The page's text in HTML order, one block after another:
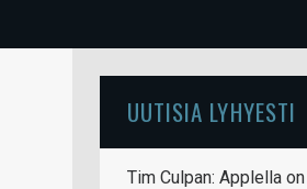
UUTISIA LYHYESTI
Tim Culpan: Applella